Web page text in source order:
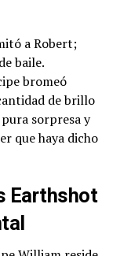
a Robert;
baile.
bromeó
de brillo
sorpresa y
que haya dicho
Earthshot